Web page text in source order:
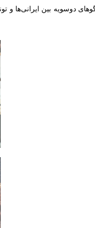
دوسویه بین ایرانی‌ها و